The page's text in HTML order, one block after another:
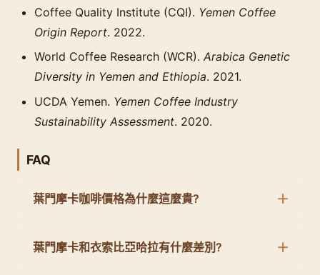
Coffee Quality Institute (CQI). Yemen Coffee
Origin Report. 2022.
World Coffee Research (WCR). Arabica Genetic
Diversity in Yemen and Ethiopia. 2021.
UCDA Yemen. Yemen Coffee Industry
Sustainability Assessment. 2020.
FAQ
葉門摩卡咖啡價格為什麼這麼貴?
葉門摩卡和衣索比亞哈拉有什麼差別?